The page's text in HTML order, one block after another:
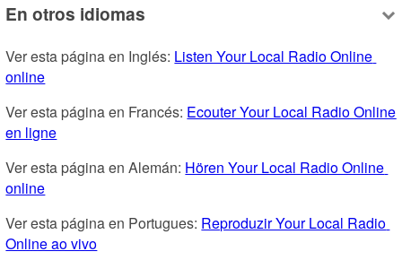
En otros idiomas
Ver esta página en Inglés: Listen Your Local Radio Online
online
Ver esta página en Francés: Ecouter Your Local Radio Online
en ligne
Ver esta página en Alemán: Hören Your Local Radio Online
online
Ver esta página en Portugues: Reproduzir Your Local Radio
Online ao vivo